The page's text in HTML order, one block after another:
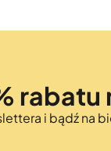
rabatu
i bądź na